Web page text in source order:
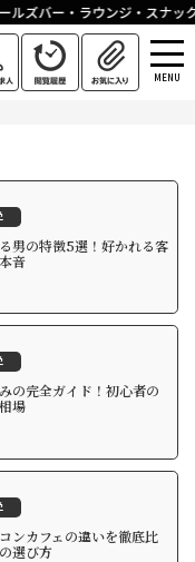
ズバー・ラウンジ・スナッ
MENU
男の特徴5選！好かれる客
音
の完全ガイド！初心者の
場
ンカフェの違いを徹底比
選び方